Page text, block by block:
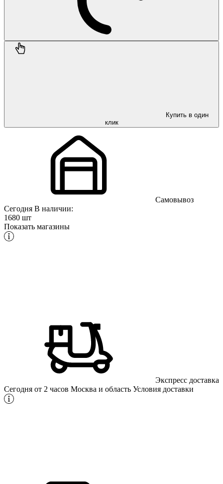
Купить в один
клик
Самовывоз
Сегодня В наличии:
1680 шт
Показать магазины
Экспресс доставка
Сегодня от 2 часов Москва и область Условия доставки